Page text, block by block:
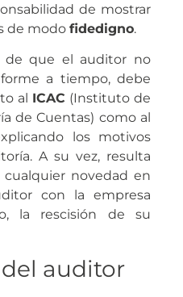
de mostrar
de modo fidedigno.
de que el auditor no
a tiempo, debe
al ICAC (Instituto de
de Cuentas) como al
los motivos
A su vez, resulta
novedad en
con la empresa
la rescisión de su
auditor